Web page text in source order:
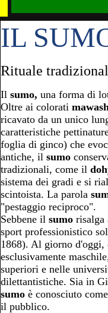
IL
Rituale
Il sumo, una forma di
Oltre ai colorati
ricavato da un unico
caratteristiche
foglia di ginco) che
antiche, il sumo
tradizionali, come il
sistema dei gradi e si
scintoista. La parola
"pestaggio reciproco".
Sebbene il sumo risalga
sport professionistico
1868). Al giorno d'oggi,
esclusivamente
superiori e nelle
dilettantistiche. Sia in
sumo è conosciuto
il pubblico.